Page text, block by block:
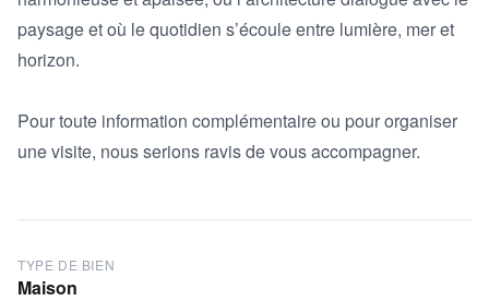
paysage et où le quotidien s’écoule entre lumière, mer et
horizon.
Pour toute information complémentaire ou pour organiser
une visite, nous serions ravis de vous accompagner.
TYPE DE BIEN
Maison